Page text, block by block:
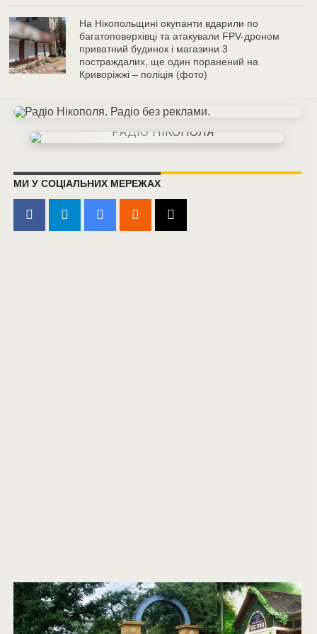
На Нікопольщині окупанти вдарили по
багатоповерхівці та атакували FPV-дроном
приватний будинок і магазини 3
постраждалих, ще один поранений на
Криворіжжі – поліція (фото)
МИ У СОЦІАЛЬНИХ МЕРЕЖАХ